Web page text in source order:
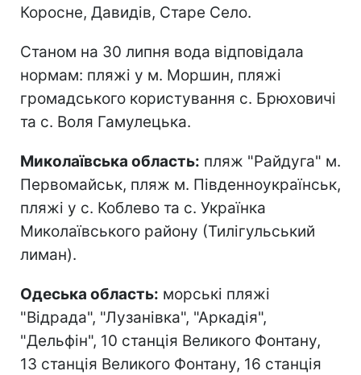
Коросне, Давидів, Старе Село.
Станом на 30 липня вода відповідала
нормам: пляжі у м. Моршин, пляжі
громадського користування с. Брюховичі
та с. Воля Гамулецька.
Миколаївська область: пляж "Райдуга" м.
Первомайськ, пляж м. Південноукраїнськ,
пляжі у с. Коблево та с. Українка
Миколаївського району (Тилігульський
лиман).
Одеська область: морські пляжі
"Відрада", "Лузанівка", "Аркадія",
"Дельфін", 10 станція Великого Фонтану,
13 станція Великого Фонтану, 16 станція